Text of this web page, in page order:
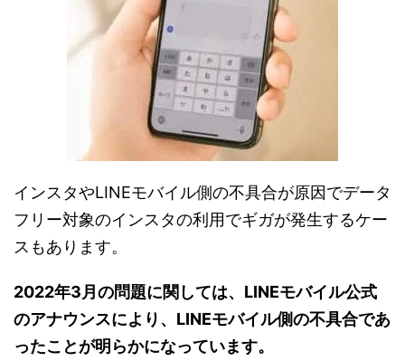
インスタやLINEモバイル側の不具合が原因でデータ
フリー対象のインスタの利用でギガが発生するケー
スもあります。
2022年3月の問題に関しては、LINEモバイル公式
のアナウンスにより、LINEモバイル側の不具合であ
ったことが明らかになっています。